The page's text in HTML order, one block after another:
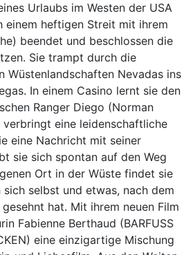
Urlaubs im Westen der USA
einem heftigen Streit mit ihrem
beendet und beschlossen die
Sie trampt durch die
Wüstenlandschaften Nevadas ins
In einem Casino lernt sie den
Ranger Diego (Norman
verbringt eine leidenschaftliche
eine Nachricht mit seiner
sie sich spontan auf den Weg
Ort in der Wüste findet sie
sich selbst und etwas, nach dem
hat. Mit ihrem neuen Film
Fabienne Berthaud (BARFUSS
eine einzigartige Mischung